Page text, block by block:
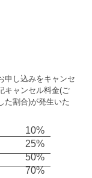
申し込みをキャンセ
キャンセル料金(ご
た割合)が発生いた
10%
25%
50%
70%